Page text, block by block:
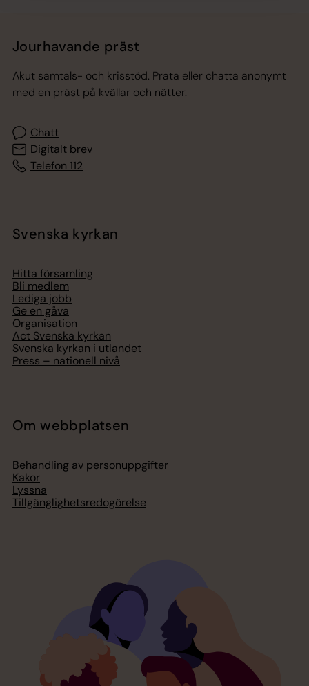
Jourhavande präst
Akut samtals- och krisstöd. Prata eller chatta anonymt
med en präst på kvällar och nätter.
Chatt
Digitalt brev
Telefon 112
Svenska kyrkan
Hitta församling
Bli medlem
Lediga jobb
Ge en gåva
Organisation
Act Svenska kyrkan
Svenska kyrkan i utlandet
Press – nationell nivå
Om webbplatsen
Behandling av personuppgifter
Kakor
Lyssna
Tillgänglighetsredogörelse